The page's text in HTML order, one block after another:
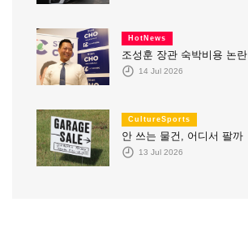
HotNews
조성훈 장관 숙박비용 논란
14 Jul 2026
CultureSports
안 쓰는 물건, 어디서 팔까
13 Jul 2026